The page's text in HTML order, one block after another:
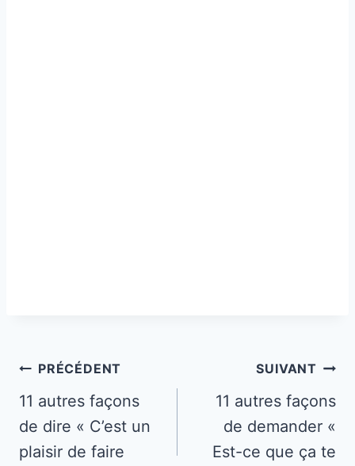
Navigation
de
l’article
PRÉCÉDENT
11 autres façons
de dire « C’est un
plaisir de faire
SUIVANT
11 autres façons
de demander «
Est-ce que ça te